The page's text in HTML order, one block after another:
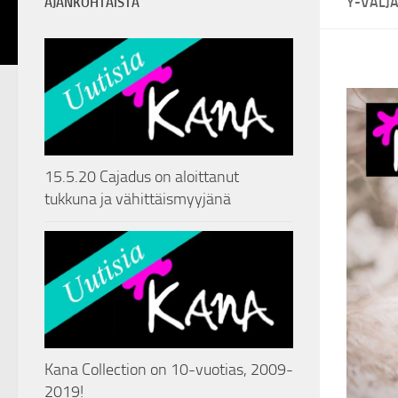
15.5.20 Cajadus on aloittanut
tukkuna ja vähittäismyyjänä
Kana Collection on 10-vuotias, 2009-
2019!